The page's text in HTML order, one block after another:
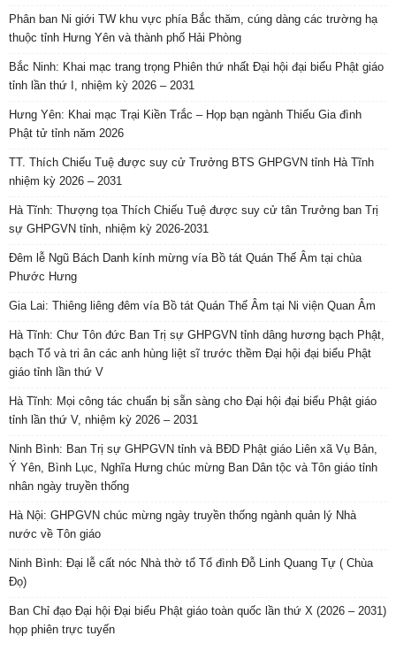
Phân ban Ni giới TW khu vực phía Bắc thăm, cúng dàng các trường hạ
thuộc tỉnh Hưng Yên và thành phố Hải Phòng
Bắc Ninh: Khai mạc trang trọng Phiên thứ nhất Đại hội đại biểu Phật giáo
tỉnh lần thứ I, nhiệm kỳ 2026 – 2031
Hưng Yên: Khai mạc Trại Kiền Trắc – Họp bạn ngành Thiếu Gia đình
Phật tử tỉnh năm 2026
TT. Thích Chiếu Tuệ được suy cử Trưởng BTS GHPGVN tỉnh Hà Tĩnh
nhiệm kỳ 2026 – 2031
Hà Tĩnh: Thượng tọa Thích Chiếu Tuệ được suy cử tân Trưởng ban Trị
sự GHPGVN tỉnh, nhiệm kỳ 2026-2031
Đêm lễ Ngũ Bách Danh kính mừng vía Bồ tát Quán Thế Âm tại chùa
Phước Hưng
Gia Lai: Thiêng liêng đêm vía Bồ tát Quán Thế Âm tại Ni viện Quan Âm
Hà Tĩnh: Chư Tôn đức Ban Trị sự GHPGVN tỉnh dâng hương bạch Phật,
bạch Tổ và tri ân các anh hùng liệt sĩ trước thềm Đại hội đại biểu Phật
giáo tỉnh lần thứ V
Hà Tĩnh: Mọi công tác chuẩn bị sẵn sàng cho Đại hội đại biểu Phật giáo
tỉnh lần thứ V, nhiệm kỳ 2026 – 2031
Ninh Bình: Ban Trị sự GHPGVN tỉnh và BĐD Phật giáo Liên xã Vụ Bản,
Ý Yên, Bình Lục, Nghĩa Hưng chúc mừng Ban Dân tộc và Tôn giáo tỉnh
nhân ngày truyền thống
Hà Nội: GHPGVN chúc mừng ngày truyền thống ngành quản lý Nhà
nước về Tôn giáo
Ninh Bình: Đại lễ cất nóc Nhà thờ tổ Tổ đình Đỗ Linh Quang Tự ( Chùa
Đọ)
Ban Chỉ đạo Đại hội Đại biểu Phật giáo toàn quốc lần thứ X (2026 – 2031)
họp phiên trực tuyến